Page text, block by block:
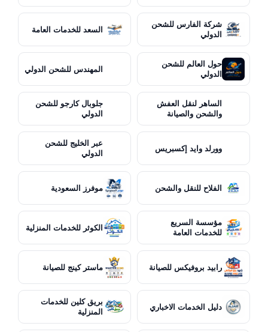
شركة الفارس للشحن
الدولي
السعد للخدمات العامة
حول العالم للشحن
الدولي
المهندس للشحن الدولي
الساهر لنقل العفش
والشحن والصيانة
جلوبال كارجو للشحن
الدولي
وورلد وايد إكسبريس
عبر الخليج للشحن
الدولي
الفلاح للنقل والشحن موفرز السعودية
مؤسسة السريع
للخدمات العامة
الكوثر للخدمات المنزلية
رابيد بروفيكس للصيانة ماستر كينج للصيانة
دليل الخدمات الاخباري
بريق كلين للخدمات
المنزلية